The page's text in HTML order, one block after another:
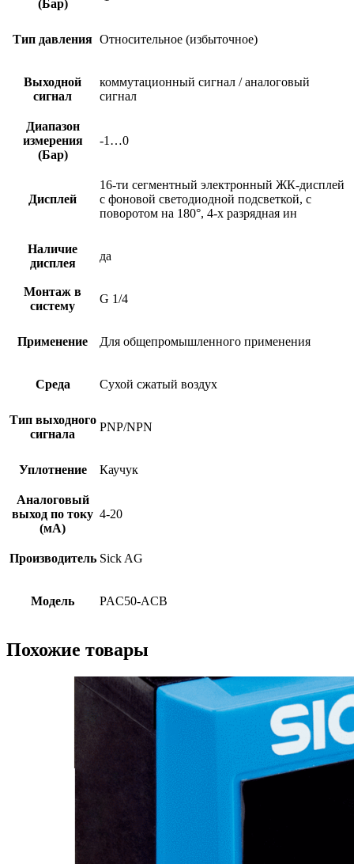
(Бар)
Тип давления Относительное (избыточное)
Выходной
сигнал
коммутационный сигнал / аналоговый
сигнал
Диапазон
измерения
(Бар)
-1…0
Дисплей
16-ти сегментный электронный ЖК-дисплей
с фоновой светодиодной подсветкой, с
поворотом на 180°, 4-х разрядная ин
Наличие
дисплея
да
Монтаж в
систему
G 1/4
Применение Для общепромышленного применения
Среда Сухой сжатый воздух
Тип выходного
сигнала
PNP/NPN
Уплотнение Каучук
Аналоговый
выход по току
(мА)
4-20
Производитель Sick AG
Модель PAC50-ACB
Похожие товары